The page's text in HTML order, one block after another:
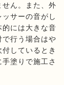
ん。また、外
サーの音がし
には大きな音
行う場合はや
しているとき
塗りで施工さ